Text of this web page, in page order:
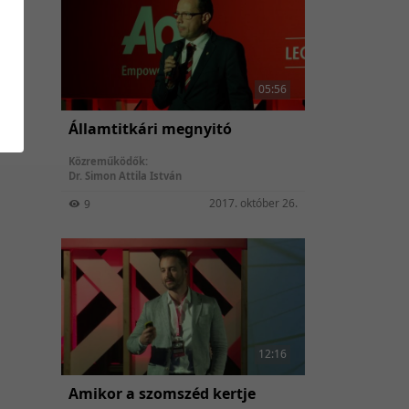
05:56
Államtitkári megnyitó
Közreműködők:
Dr. Simon Attila István
9 2017. október 26.
12:16
Amikor a szomszéd kertje